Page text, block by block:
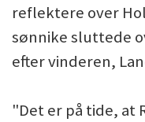
reflektere over
sønnike sluttede
efter vinderen,
"Det er på tide,